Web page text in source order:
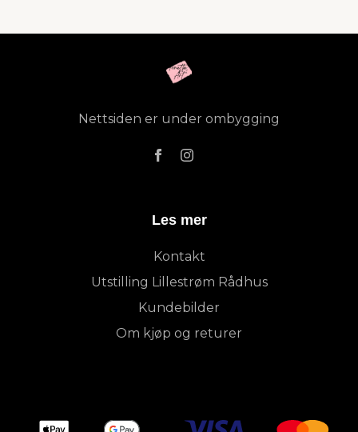
Nettsiden er under ombygging
Les mer
Kontakt
Utstilling Lillestrøm Rådhus
Kundebilder
Om kjøp og returer